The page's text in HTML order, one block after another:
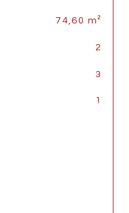
74,60 m²
2
3
1